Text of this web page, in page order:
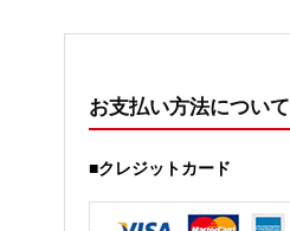
お支払い方法について
■クレジットカード